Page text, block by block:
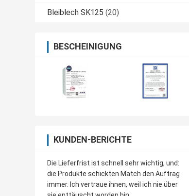
Bleiblech SK125 (20)
BESCHEINIGUNG
KUNDEN-BERICHTE
Die Lieferfrist ist schnell sehr wichtig, und:
die Produkte schickten Match den Auftrag
immer. Ich vertraue ihnen, weil ich nie über